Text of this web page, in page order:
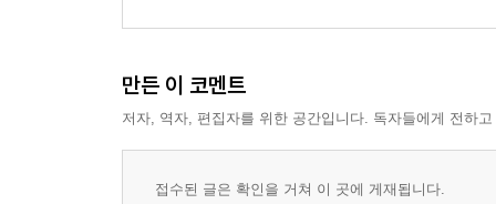
만든 이 코멘트
저자, 역자, 편집자를 위한 공간입니다. 독자들에게 전하
접수된 글은 확인을 거쳐 이 곳에 게재됩니다.